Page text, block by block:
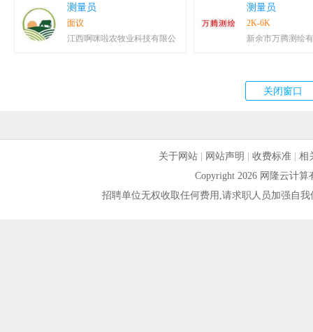
测量员
面议
江西啊咪啦农牧业科技有限公
测量员
2K-6K
新余市万腾测绘
关于网站 网站声明 |收费标准 |相
Copyright 2026 网隆云计
招聘单位无权收取任何费用,请求职人员加强自